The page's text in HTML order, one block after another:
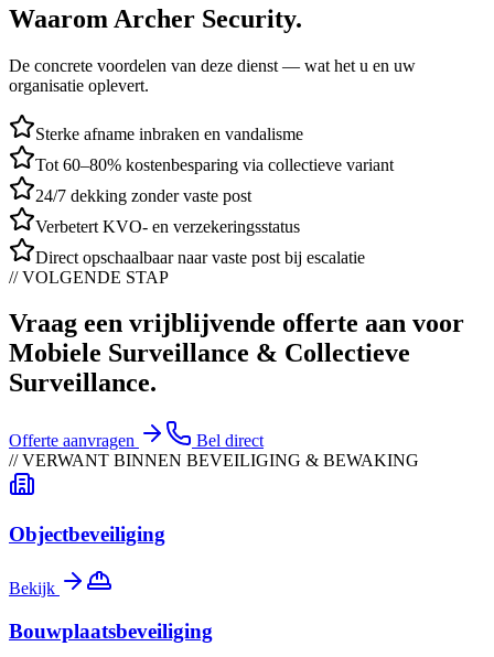
Waarom Archer Security.
De concrete voordelen van deze dienst — wat het u en uw
organisatie oplevert.
Sterke afname inbraken en vandalisme
Tot 60–80% kostenbesparing via collectieve variant
24/7 dekking zonder vaste post
Verbetert KVO- en verzekeringsstatus
Direct opschaalbaar naar vaste post bij escalatie
// VOLGENDE STAP
Vraag een vrijblijvende offerte aan voor
Mobiele Surveillance & Collectieve
Surveillance.
Offerte aanvragen
Bel direct
// VERWANT BINNEN BEVEILIGING & BEWAKING
Objectbeveiliging
Bekijk
Bouwplaatsbeveiliging